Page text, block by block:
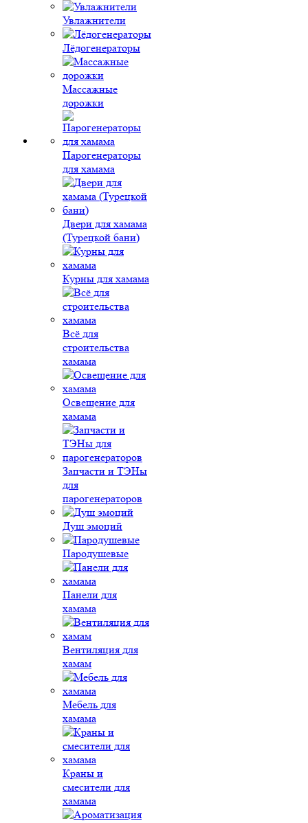
Увлажнители
Лёдогенераторы
Массажные
дорожки
Парогенераторы
для хамама
Двери для хамама
(Турецкой бани)
Курны для хамама
Всё для
строительства
хамама
Освещение для
хамама
Запчасти и ТЭНы
для
парогенераторов
Душ эмоций
Пародушевые
Панели для
хамама
Вентиляция для
хамам
Мебель для
хамама
Краны и
смесители для
хамама